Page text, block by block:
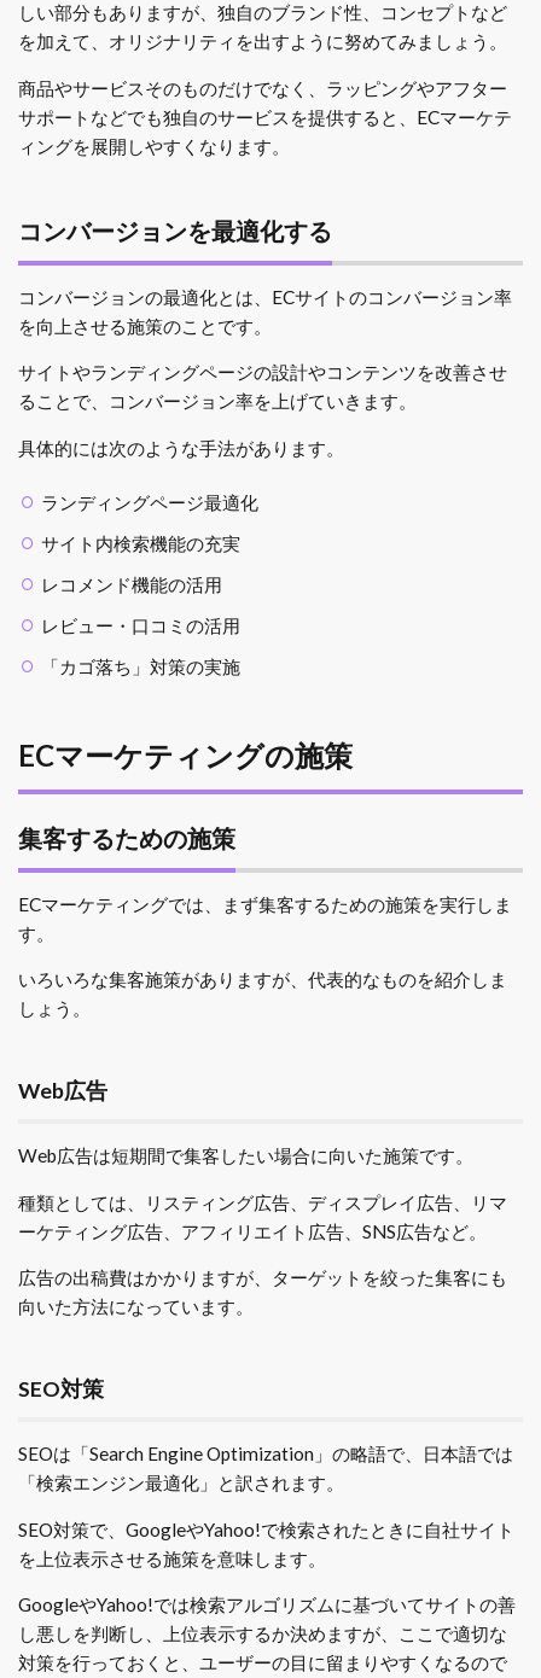
しい部分もありますが、独自のブランド性、コンセプトなど
を加えて、オリジナリティを出すように努めてみましょう。
商品やサービスそのものだけでなく、ラッピングやアフター
サポートなどでも独自のサービスを提供すると、ECマーケテ
ィングを展開しやすくなります。
コンバージョンを最適化する
コンバージョンの最適化とは、ECサイトのコンバージョン率
を向上させる施策のことです。
サイトやランディングページの設計やコンテンツを改善させ
ることで、コンバージョン率を上げていきます。
具体的には次のような手法があります。
ランディングページ最適化
サイト内検索機能の充実
レコメンド機能の活用
レビュー・口コミの活用
「カゴ落ち」対策の実施
ECマーケティングの施策
集客するための施策
ECマーケティングでは、まず集客するための施策を実行しま
す。
いろいろな集客施策がありますが、代表的なものを紹介しま
しょう。
Web広告
Web広告は短期間で集客したい場合に向いた施策です。
種類としては、リスティング広告、ディスプレイ広告、リマ
ーケティング広告、アフィリエイト広告、SNS広告など。
広告の出稿費はかかりますが、ターゲットを絞った集客にも
向いた方法になっています。
SEO対策
SEOは「Search Engine Optimization」の略語で、日本語では
「検索エンジン最適化」と訳されます。
SEO対策で、GoogleやYahoo!で検索されたときに自社サイト
を上位表示させる施策を意味します。
GoogleやYahoo!では検索アルゴリズムに基づいてサイトの善
し悪しを判断し、上位表示するか決めますが、ここで適切な
対策を行っておくと、ユーザーの目に留まりやすくなるので